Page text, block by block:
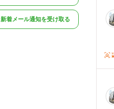
新着メール通知を受け取る